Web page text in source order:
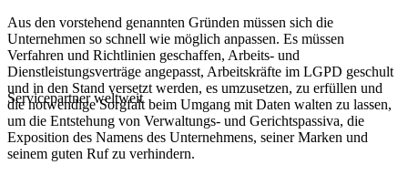
Servicepartner weltweit
Aus den vorstehend genannten Gründen müssen sich die
Unternehmen so schnell wie möglich anpassen. Es müssen
Verfahren und Richtlinien geschaffen, Arbeits- und
Dienstleistungsverträge angepasst, Arbeitskräfte im LGPD geschult
und in den Stand versetzt werden, es umzusetzen, zu erfüllen und
die notwendige Sorgfalt beim Umgang mit Daten walten zu lassen,
um die Entstehung von Verwaltungs- und Gerichtspassiva, die
Exposition des Namens des Unternehmens, seiner Marken und
seinem guten Ruf zu verhindern.